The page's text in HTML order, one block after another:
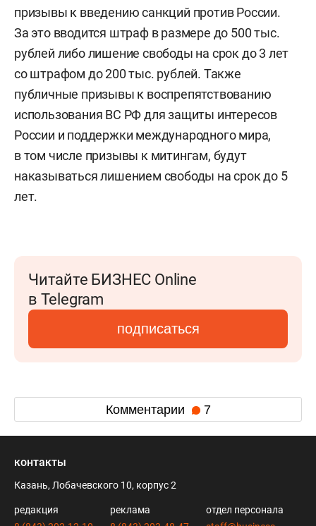
призывы к введению санкций против России.
За это вводится штраф в размере до 500 тыс.
рублей либо лишение свободы на срок до 3 лет
со штрафом до 200 тыс. рублей. Также
публичные призывы к воспрепятствованию
использования ВС РФ для защиты интересов
России и поддержки международного мира,
в том числе призывы к митингам, будут
наказываться лишением свободы на срок до 5
лет.
Читайте БИЗНЕС Online
в Telegram
подписаться
Комментарии 7
контакты
Казань, Лобачевского 10, корпус 2
редакция
реклама
отдел персонала